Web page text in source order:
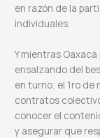
en razón de la
individuales.
Y mientras
ensalzando del
en turno; el 1ro de
contratos
conocer el
y asegurar que